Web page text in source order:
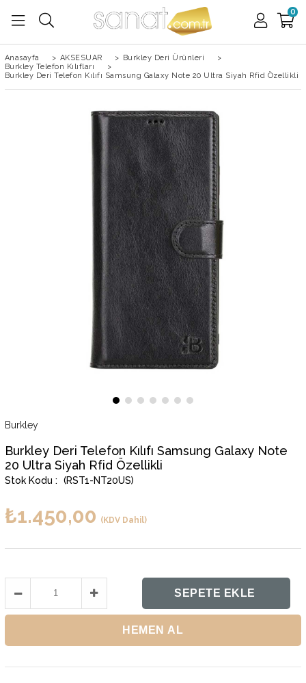
0
Anasayfa > AKSESUAR > Burkley Deri Ürünleri
>
Burkley Telefon Kılıfları
>
Burkley Deri Telefon Kılıfı Samsung Galaxy Note 20 Ultra Siyah Rfid Özellikli
Burkley
Burkley Deri Telefon Kılıfı Samsung Galaxy Note
20 Ultra Siyah Rfid Özellikli
(RST1-NT20US)
₺1.450,00 (KDV Dahil)